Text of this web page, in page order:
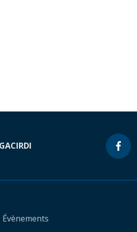
CIRDI
Évènements